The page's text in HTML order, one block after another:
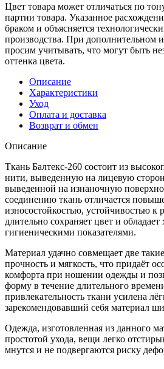
Цвет товара может отличаться по
партии товара. Указанное
браком и объясняется
производства. При дополнительном
просим учитывать, что могут быть
оттенка цвета.
Описание
Характеристики
Уход
Оплата и доставка
Возврат и обмен
Описание
Ткань Балтекс-260 состоит из
нити, выведенную на лицевую
выведенной на изнаночную
соединению ткань отличается
износостойкостью, устойчивостью к
длительно сохраняет цвет и
гигиеническими показателями.
Материал удачно совмещает две
прочность и мягкость, что придаёт
комфорта при ношении одежды и
форму в течение длительного
привлекательность ткани усилена
зарекомендовавший себя материал
Одежда, изготовленная из данного
простотой ухода, вещи легко
мнутся и не подвергаются риску